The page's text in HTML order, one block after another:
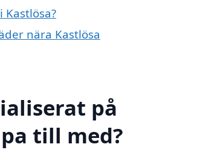
nära Kastlösa
på
till med?